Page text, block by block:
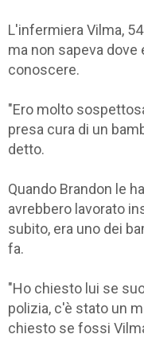
L'infermiera Vilma,
ma non sapeva
conoscere.
"Ero molto
presa cura di un
detto.
Quando Brandon le
avrebbero lavorato
subito, era uno dei
fa.
"Ho chiesto lui se
polizia, c'è stato un
chiesto se fossi